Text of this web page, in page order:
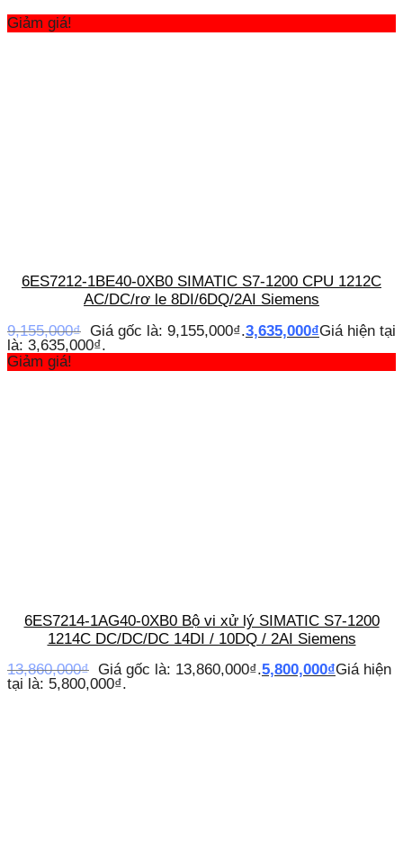
Giảm giá!
6ES7212-1BE40-0XB0 SIMATIC S7-1200 CPU 1212C
AC/DC/rơ le 8DI/6DQ/2AI Siemens
9,155,000₫ Giá gốc là: 9,155,000₫.3,635,000₫Giá hiện tại
là: 3,635,000₫.
Giảm giá!
6ES7214-1AG40-0XB0 Bộ vi xử lý SIMATIC S7-1200
1214C DC/DC/DC 14DI / 10DQ / 2AI Siemens
13,860,000₫ Giá gốc là: 13,860,000₫.5,800,000₫Giá hiện
tại là: 5,800,000₫.